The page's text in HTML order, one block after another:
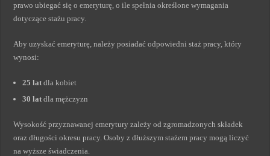
prawo ubiegać się o emeryturę, o ile spełnia określone wymagania
dotyczące stażu pracy.
Aby uzyskać emeryturę, należy posiadać odpowiedni staż pracy, który
wynosi:
25 lat dla kobiet
30 lat dla mężczyzn
Wysokość przyznawanej emerytury zależy od zgromadzonych składek
oraz długości okresu pracy. Osoby z dłuższym stażem pracy mogą liczyć
na wyższe świadczenia.